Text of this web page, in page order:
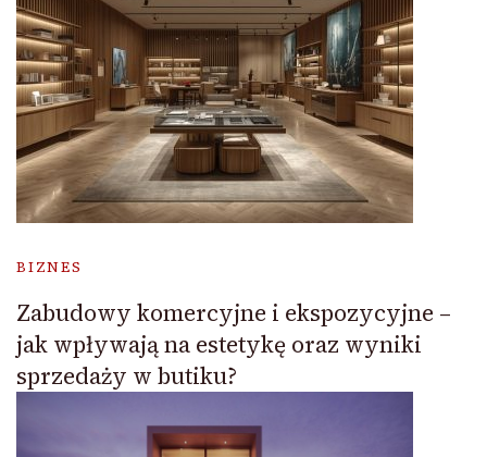
BIZNES
Zabudowy komercyjne i ekspozycyjne –
jak wpływają na estetykę oraz wyniki
sprzedaży w butiku?